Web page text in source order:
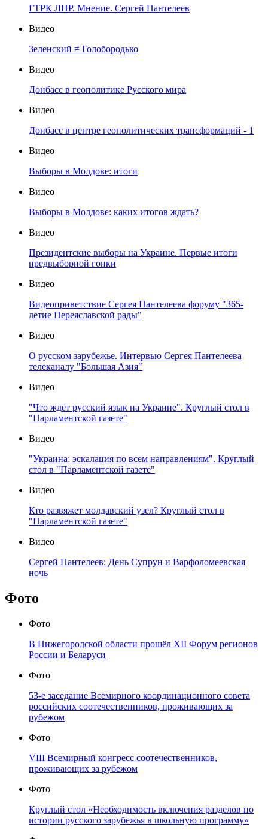
ГТРК ЛНР. Мнение. Сергей Пантелеев
Видео
Зеленский ≠ Голобородько
Видео
Донбасс в геополитике Русского мира
Видео
Донбасс в центре геополитических трансформаций - 1
Видео
Выборы в Молдове: итоги
Видео
Выборы в Молдове: каких итогов ждать?
Видео
Президентские выборы на Украине. Первые итоги
предвыборной гонки
Видео
Видеоприветствие Сергея Пантелеева форуму "365-
летие Переяславской рады"
Видео
О русском зарубежье. Интервью Сергея Пантелеева
телеканалу "Большая Азия"
Видео
"Что ждёт русский язык на Украине". Круглый стол в
"Парламентской газете"
Видео
"Украина: эскалация по всем направлениям". Круглый
стол в "Парламентской газете"
Видео
Кто развяжет молдавский узел? Круглый стол в
"Парламентской газете"
Видео
Сергей Пантелеев: День Супрун и Варфоломеевская
ночь
Фото
Фото
В Нижегородской области прошёл XII Форум регионов
России и Беларуси
Фото
53-е заседание Всемирного координационного совета
российских соотечественников, проживающих за
рубежом
Фото
VIII Всемирный конгресс соотечественников,
проживающих за рубежом
Фото
Круглый стол «Необходимость включения разделов по
истории русского зарубежья в школьную программу»